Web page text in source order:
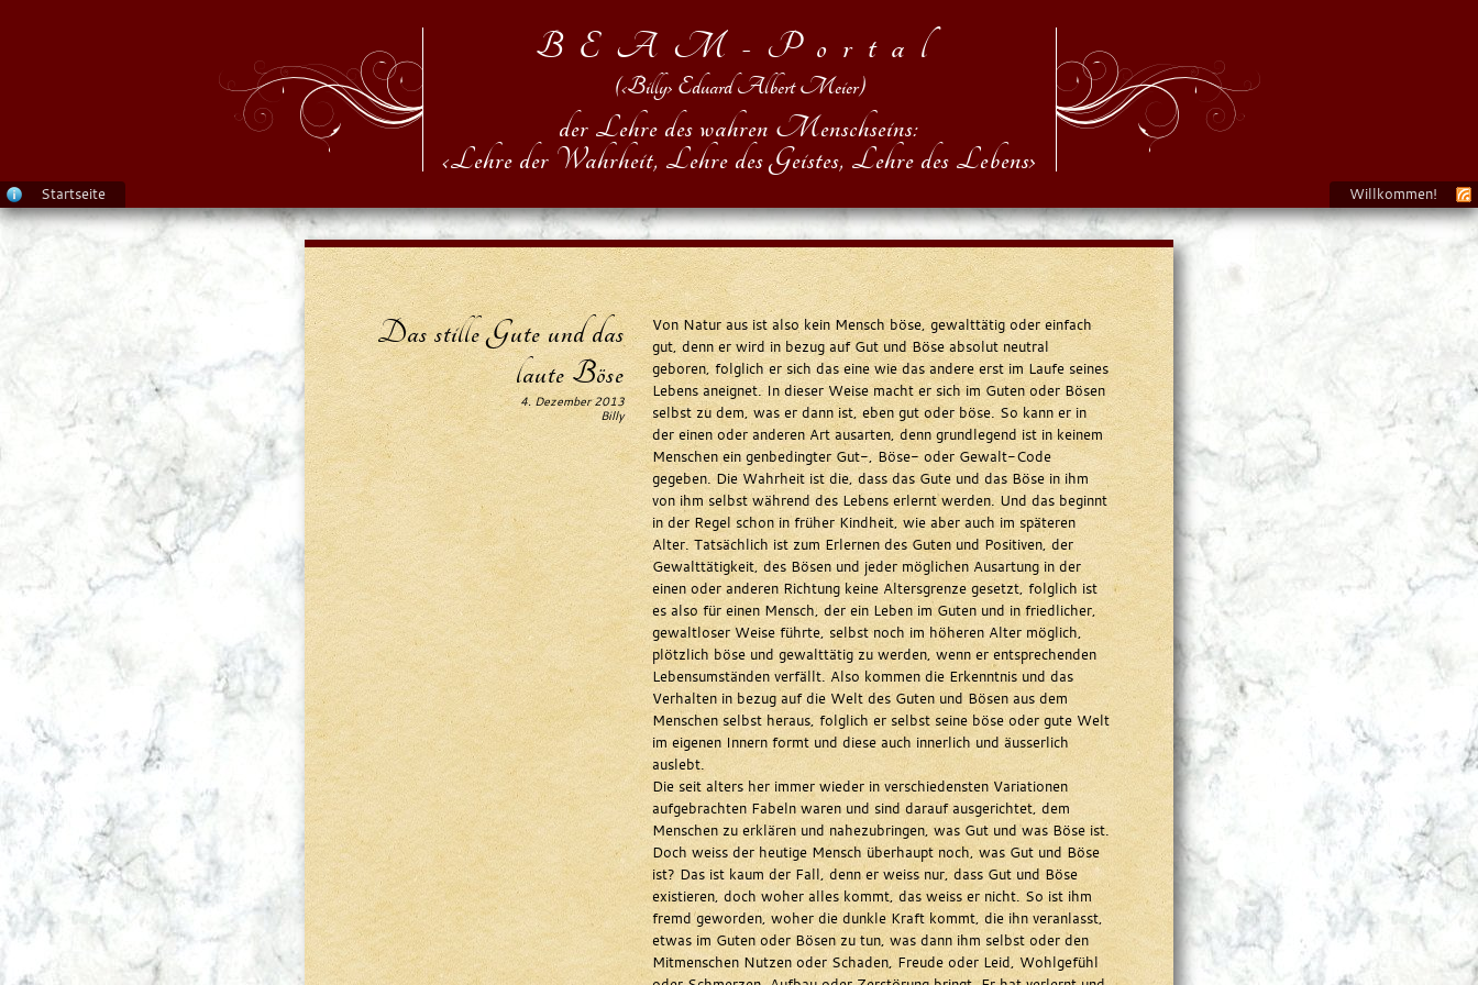
BEAM-Portal
(‹Billy› Eduard Albert Meier)
der Lehre des wahren Menschseins:
‹Lehre der Wahrheit, Lehre des Geistes, Lehre des Lebens›
Startseite Willkommen!
Das stille Gute und das
laute Böse
4. Dezember 2013
Billy
Von Natur aus ist also kein Mensch böse, gewalttätig oder einfach
gut, denn er wird in bezug auf Gut und Böse absolut neutral
geboren, folglich er sich das eine wie das andere erst im Laufe seines
Lebens aneignet. In dieser Weise macht er sich im Guten oder Bösen
selbst zu dem, was er dann ist, eben gut oder böse. So kann er in
der einen oder anderen Art ausarten, denn grundlegend ist in keinem
Menschen ein genbedingter Gut-, Böse- oder Gewalt-Code
gegeben. Die Wahrheit ist die, dass das Gute und das Böse in ihm
von ihm selbst während des Lebens erlernt werden. Und das beginnt
in der Regel schon in früher Kindheit, wie aber auch im späteren
Alter. Tatsächlich ist zum Erlernen des Guten und Positiven, der
Gewalttätigkeit, des Bösen und jeder möglichen Ausartung in der
einen oder anderen Richtung keine Altersgrenze gesetzt, folglich ist
es also für einen Mensch, der ein Leben im Guten und in friedlicher,
gewaltloser Weise führte, selbst noch im höheren Alter möglich,
plötzlich böse und gewalttätig zu werden, wenn er entsprechenden
Lebensumständen verfällt. Also kommen die Erkenntnis und das
Verhalten in bezug auf die Welt des Guten und Bösen aus dem
Menschen selbst heraus, folglich er selbst seine böse oder gute Welt
im eigenen Innern formt und diese auch innerlich und äusserlich
auslebt.
Die seit alters her immer wieder in verschiedensten Variationen
aufgebrachten Fabeln waren und sind darauf ausgerichtet, dem
Menschen zu erklären und nahezubringen, was Gut und was Böse ist.
Doch weiss der heutige Mensch überhaupt noch, was Gut und Böse
ist? Das ist kaum der Fall, denn er weiss nur, dass Gut und Böse
existieren, doch woher alles kommt, das weiss er nicht. So ist ihm
fremd geworden, woher die dunkle Kraft kommt, die ihn veranlasst,
etwas im Guten oder Bösen zu tun, was dann ihm selbst oder den
Mitmenschen Nutzen oder Schaden, Freude oder Leid, Wohlgefühl